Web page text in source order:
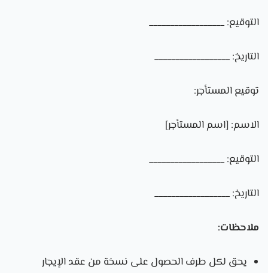
التوقيع: __________________
التاريخ: __________________
توقيع المستأجر:
الاسم: [اسم المستأجر]
التوقيع: __________________
التاريخ: __________________
ملاحظات:
يحق لكل طرف الحصول على نسخة من عقد الإيجار